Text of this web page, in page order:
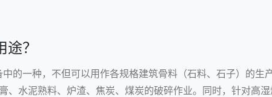
？
的一种，不但可以用作各规格建筑骨料（石料、石子）的生
、水泥熟料、炉渣、焦炭、煤炭的破碎作业。同时，针对高